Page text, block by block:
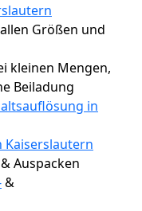
Größen und
kleinen Mengen,
Beiladung
in
Auspacken
&